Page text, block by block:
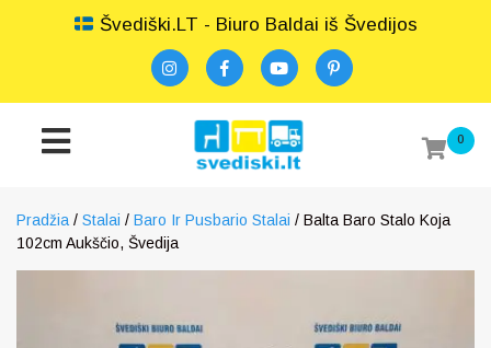
Švediški.LT - Biuro Baldai iš Švedijos
0
Pradžia / Stalai / Baro Ir Pusbario Stalai / Balta Baro Stalo Koja
102cm Aukščio, Švedija